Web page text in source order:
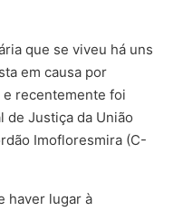
que se viveu há uns
em causa por
recentemente foi
de Justiça da União
Imofloresmira (C-
haver lugar à